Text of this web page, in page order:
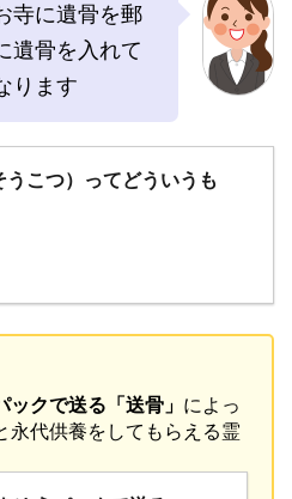
寺に遺骨を郵
遺骨を入れて
ります
うこつ）ってどういうも
ックで送る「送骨」 によっ
永代供養をしてもらえる霊